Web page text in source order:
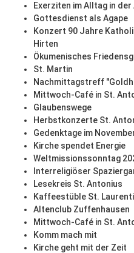
Exerziten im Alltag in
Gottesdienst als Agape
Konzert 90 Jahre
Hirten
Ökumenisches
St. Martin
Nachmittagstreff
Mittwoch-Café in St.
Glaubenswege
Herbstkonzerte St.
Gedenktage im
Kirche spendet Energie
Weltmissionssonntag
Interreligiöser
Lesekreis St. Antonius
Kaffeestüble St.
Altenclub Zuffenhausen
Mittwoch-Café in St.
Komm mach mit
Kirche geht mit der Zeit